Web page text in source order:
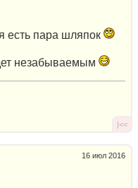
есть пара шляпок
незабываемым
|<<
16 июл 2016